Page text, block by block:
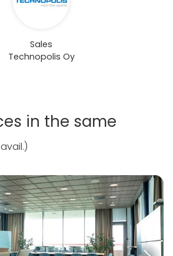
Sales
Technopolis Oy
in the same
avail.)